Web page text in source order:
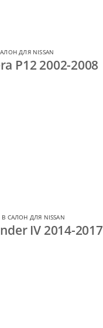
ДЛЯ NISSAN
P12 2002-2008
САЛОН ДЛЯ NISSAN
IV 2014-2017